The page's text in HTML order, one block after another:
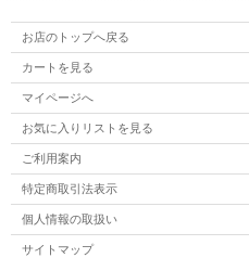
お店のトップへ戻る
カートを見る
マイページへ
お気に入りリストを見る
ご利用案内
特定商取引法表示
個人情報の取扱い
サイトマップ